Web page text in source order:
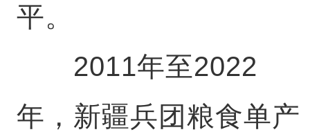
平。
2011年至2022
年，新疆兵团粮食单产